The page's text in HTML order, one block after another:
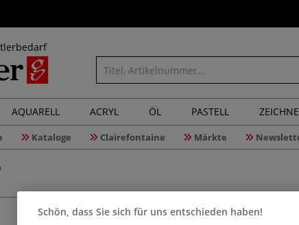
AQUARELL ACRYL ÖL PASTELL
Kataloge Clairefontaine Märkte
Schön, dass Sie sich für uns entschieden haben!